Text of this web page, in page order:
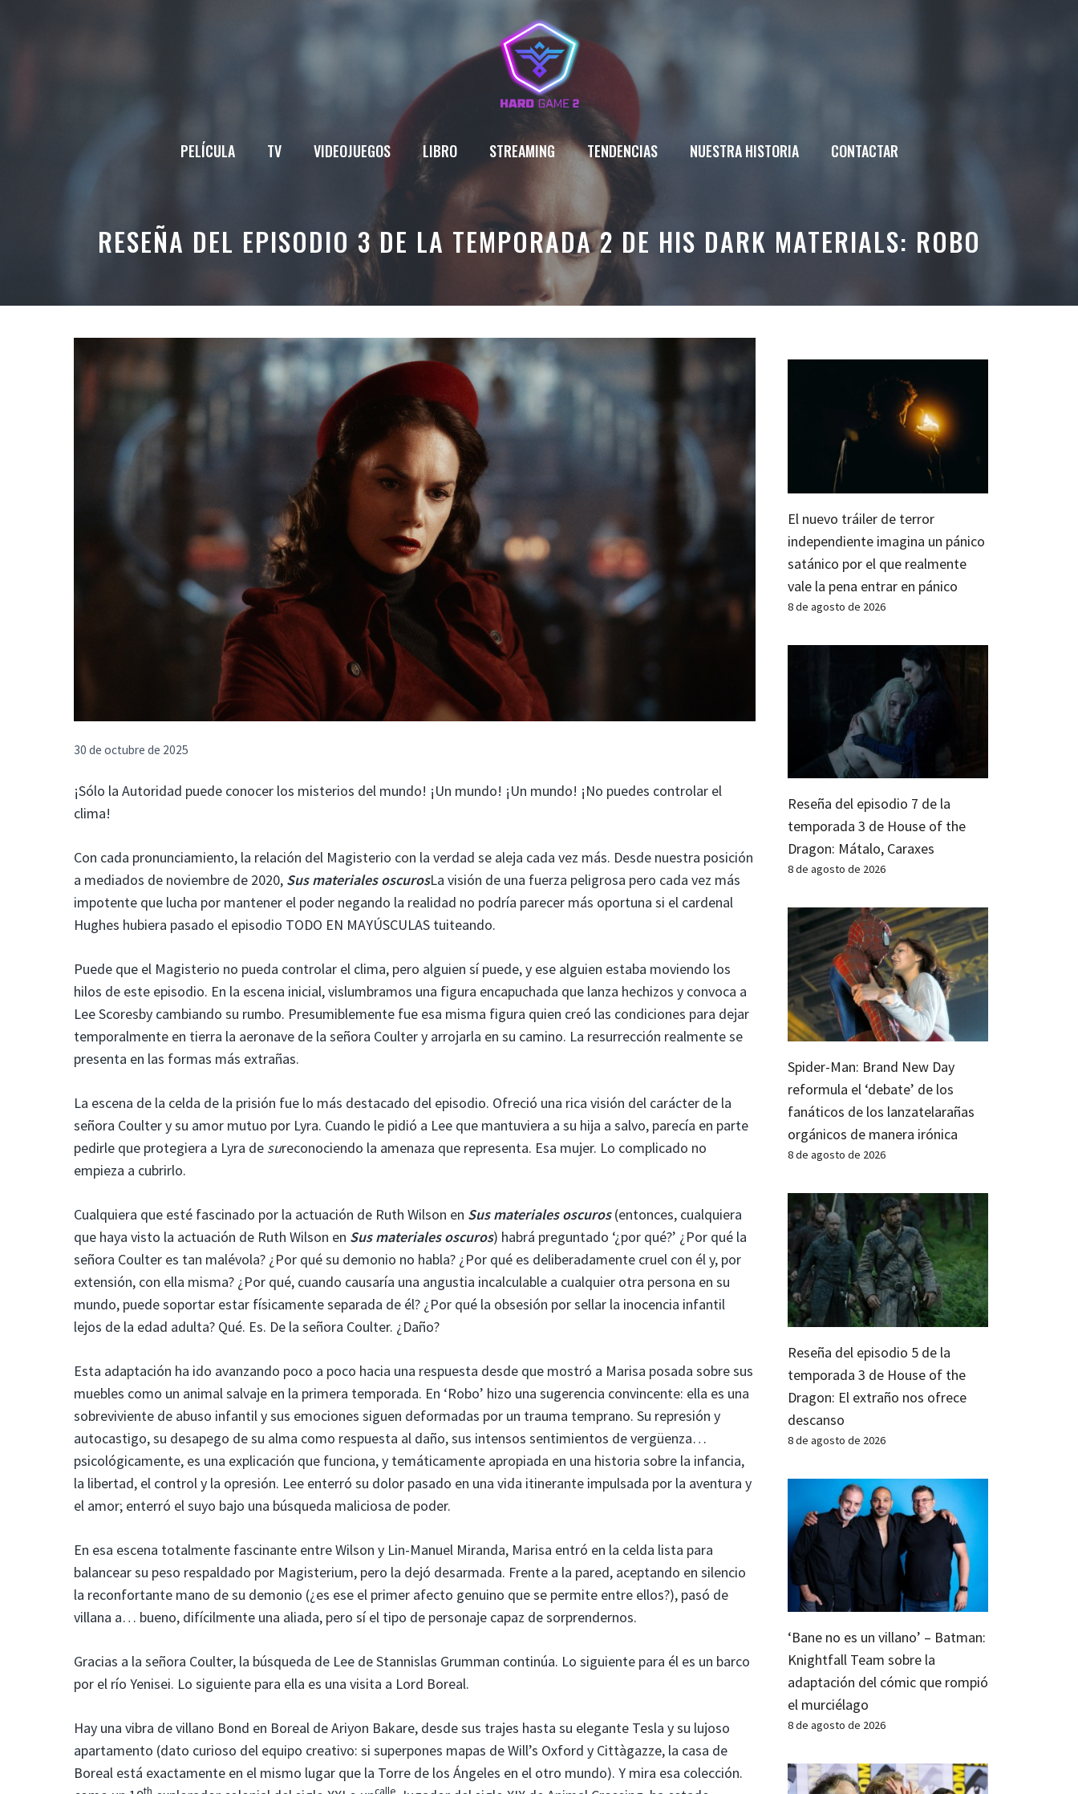
PELÍCULA TV VIDEOJUEGOS LIBRO STREAMING TENDENCIAS NUESTRA HISTORIA CONTACTAR
RESEÑA DEL EPISODIO 3 DE LA TEMPORADA 2 DE HIS DARK MATERIALS: ROBO
30 de octubre de 2025
¡Sólo la Autoridad puede conocer los misterios del mundo! ¡Un mundo! ¡Un mundo! ¡No puedes controlar el
clima!
Con cada pronunciamiento, la relación del Magisterio con la verdad se aleja cada vez más. Desde nuestra posición
a mediados de noviembre de 2020, Sus materiales oscurosLa visión de una fuerza peligrosa pero cada vez más
impotente que lucha por mantener el poder negando la realidad no podría parecer más oportuna si el cardenal
Hughes hubiera pasado el episodio TODO EN MAYÚSCULAS tuiteando.
Puede que el Magisterio no pueda controlar el clima, pero alguien sí puede, y ese alguien estaba moviendo los
hilos de este episodio. En la escena inicial, vislumbramos una figura encapuchada que lanza hechizos y convoca a
Lee Scoresby cambiando su rumbo. Presumiblemente fue esa misma figura quien creó las condiciones para dejar
temporalmente en tierra la aeronave de la señora Coulter y arrojarla en su camino. La resurrección realmente se
presenta en las formas más extrañas.
La escena de la celda de la prisión fue lo más destacado del episodio. Ofreció una rica visión del carácter de la
señora Coulter y su amor mutuo por Lyra. Cuando le pidió a Lee que mantuviera a su hija a salvo, parecía en parte
pedirle que protegiera a Lyra de sureconociendo la amenaza que representa. Esa mujer. Lo complicado no
empieza a cubrirlo.
Cualquiera que esté fascinado por la actuación de Ruth Wilson en Sus materiales oscuros (entonces, cualquiera
que haya visto la actuación de Ruth Wilson en Sus materiales oscuros) habrá preguntado ‘¿por qué?’ ¿Por qué la
señora Coulter es tan malévola? ¿Por qué su demonio no habla? ¿Por qué es deliberadamente cruel con él y, por
extensión, con ella misma? ¿Por qué, cuando causaría una angustia incalculable a cualquier otra persona en su
mundo, puede soportar estar físicamente separada de él? ¿Por qué la obsesión por sellar la inocencia infantil
lejos de la edad adulta? Qué. Es. De la señora Coulter. ¿Daño?
Esta adaptación ha ido avanzando poco a poco hacia una respuesta desde que mostró a Marisa posada sobre sus
muebles como un animal salvaje en la primera temporada. En ‘Robo’ hizo una sugerencia convincente: ella es una
sobreviviente de abuso infantil y sus emociones siguen deformadas por un trauma temprano. Su represión y
autocastigo, su desapego de su alma como respuesta al daño, sus intensos sentimientos de vergüenza…
psicológicamente, es una explicación que funciona, y temáticamente apropiada en una historia sobre la infancia,
la libertad, el control y la opresión. Lee enterró su dolor pasado en una vida itinerante impulsada por la aventura y
el amor; enterró el suyo bajo una búsqueda maliciosa de poder.
En esa escena totalmente fascinante entre Wilson y Lin-Manuel Miranda, Marisa entró en la celda lista para
balancear su peso respaldado por Magisterium, pero la dejó desarmada. Frente a la pared, aceptando en silencio
la reconfortante mano de su demonio (¿es ese el primer afecto genuino que se permite entre ellos?), pasó de
villana a… bueno, difícilmente una aliada, pero sí el tipo de personaje capaz de sorprendernos.
Gracias a la señora Coulter, la búsqueda de Lee de Stannislas Grumman continúa. Lo siguiente para él es un barco
por el río Yenisei. Lo siguiente para ella es una visita a Lord Boreal.
Hay una vibra de villano Bond en Boreal de Ariyon Bakare, desde sus trajes hasta su elegante Tesla y su lujoso
apartamento (dato curioso del equipo creativo: si superpones mapas de Will’s Oxford y Cittàgazze, la casa de
Boreal está exactamente en el mismo lugar que la Torre de los Ángeles en el otro mundo). Y mira esa colección.
th calle
El nuevo tráiler de terror
independiente imagina un pánico
satánico por el que realmente
vale la pena entrar en pánico
8 de agosto de 2026
Reseña del episodio 7 de la
temporada 3 de House of the
Dragon: Mátalo, Caraxes
8 de agosto de 2026
Spider-Man: Brand New Day
reformula el ‘debate’ de los
fanáticos de los lanzatelarañas
orgánicos de manera irónica
8 de agosto de 2026
Reseña del episodio 5 de la
temporada 3 de House of the
Dragon: El extraño nos ofrece
descanso
8 de agosto de 2026
‘Bane no es un villano’ – Batman:
Knightfall Team sobre la
adaptación del cómic que rompió
el murciélago
8 de agosto de 2026